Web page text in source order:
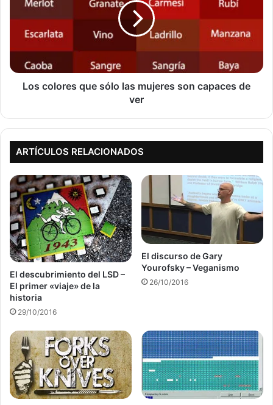
debate
sólo
las
mujeres
de
Los colores que sólo las mujeres son capaces de
ver
ARTÍCULOS RELACIONADOS
El descubrimiento del LSD –
El primer «viaje» de la
historia
29/10/2016
El discurso de Gary
Yourofsky – Veganismo
26/10/2016